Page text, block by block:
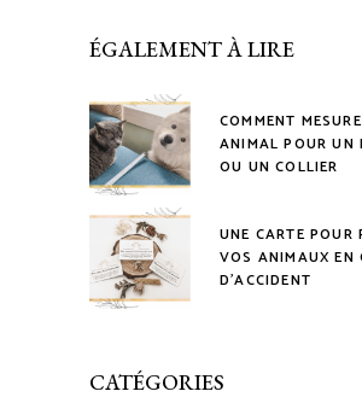
ÉGALEMENT À LIRE
COMMENT
ANIMAL POUR UN
OU UN COLLIER
UNE CARTE POUR
VOS ANIMAUX EN
D’ACCIDENT
CATÉGORIES